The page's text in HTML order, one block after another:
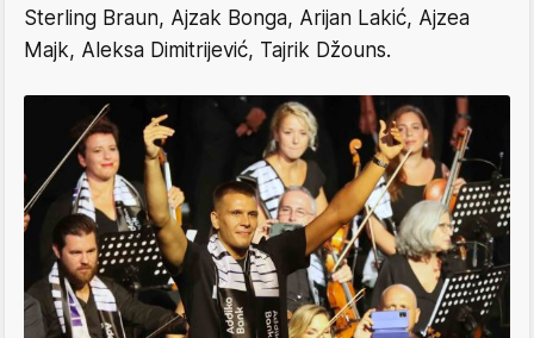
Sterling Braun, Ajzak Bonga, Arijan Lakić, Ajzea
Majk, Aleksa Dimitrijević, Tajrik Džouns.